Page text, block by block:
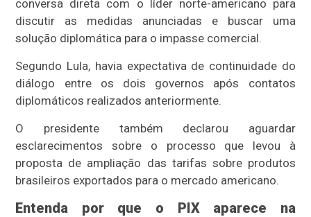
conversa direta com o líder norte-americano para
discutir as medidas anunciadas e buscar uma
solução diplomática para o impasse comercial.
Segundo Lula, havia expectativa de continuidade do
diálogo entre os dois governos após contatos
diplomáticos realizados anteriormente.
O presidente também declarou aguardar
esclarecimentos sobre o processo que levou à
proposta de ampliação das tarifas sobre produtos
brasileiros exportados para o mercado americano.
Entenda por que o PIX aparece na